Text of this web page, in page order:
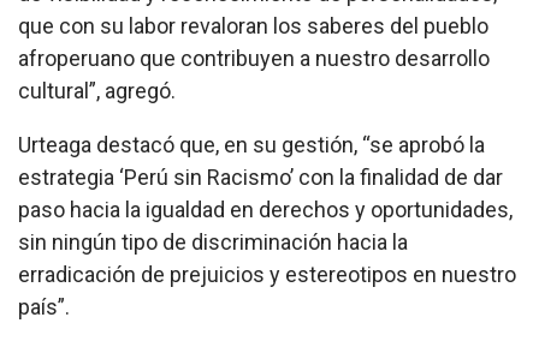
que con su labor revaloran los saberes del pueblo
afroperuano que contribuyen a nuestro desarrollo
cultural”, agregó.
Urteaga destacó que, en su gestión, “se aprobó la
estrategia ‘Perú sin Racismo’ con la finalidad de dar
paso hacia la igualdad en derechos y oportunidades,
sin ningún tipo de discriminación hacia la
erradicación de prejuicios y estereotipos en nuestro
país”.